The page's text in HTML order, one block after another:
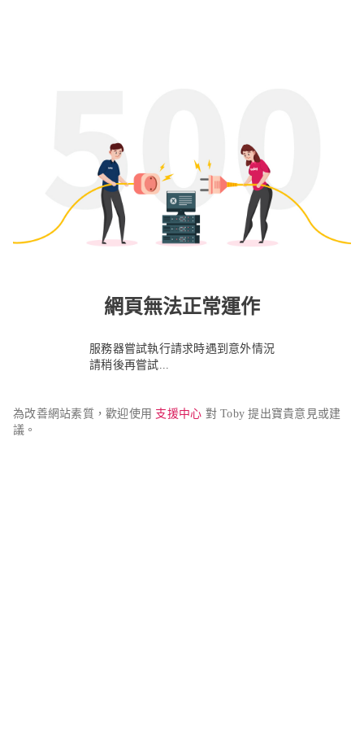
網頁無法正常運作
服務器嘗試執行請求時遇到意外情況
請稍後再嘗試...
為改善網站素質，歡迎使用 支援中心 對 Toby 提出寶貴意見或建
議。